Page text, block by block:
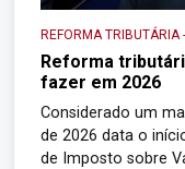
REFORMA TRIBUTÁRIA
Reforma
fazer em 2026
Considerado um
de 2026 data o
de Imposto sobre